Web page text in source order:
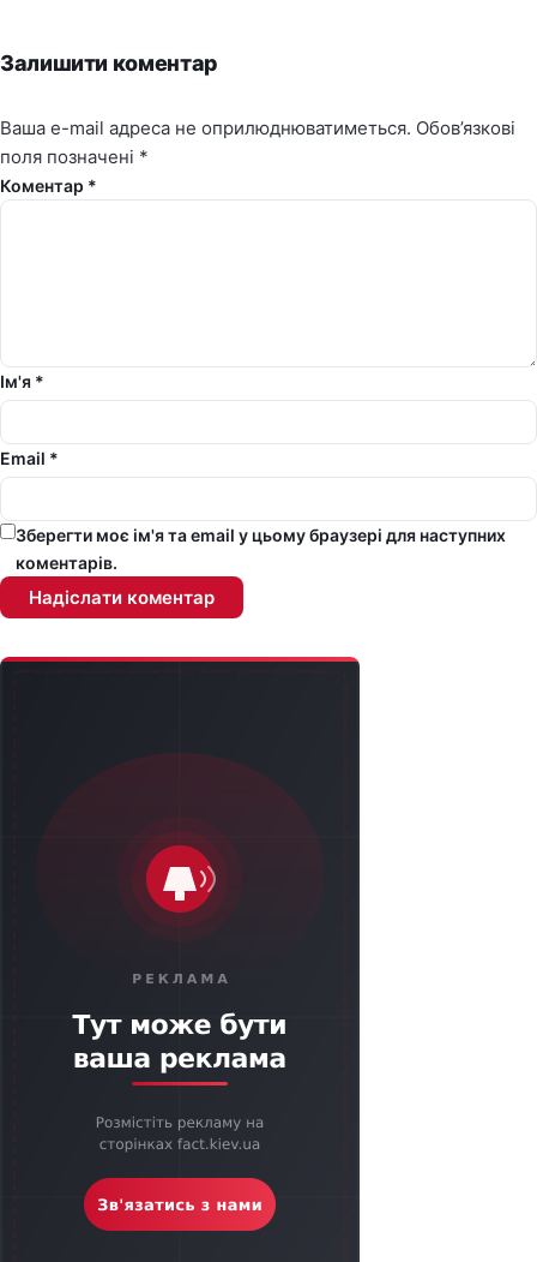
Залишити коментар
Ваша e-mail адреса не оприлюднюватиметься. Обов’язкові
поля позначені *
Коментар *
Ім'я *
Email *
Зберегти моє ім'я та email у цьому браузері для наступних
коментарів.